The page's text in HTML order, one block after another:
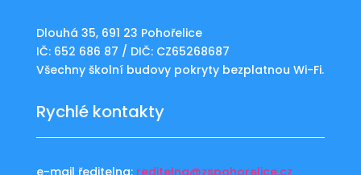
Dlouhá 35, 691 23 Pohořelice
IČ: 652 686 87 / DIČ: CZ65268687
Všechny školní budovy pokryty bezplatnou Wi-Fi.
Rychlé kontakty